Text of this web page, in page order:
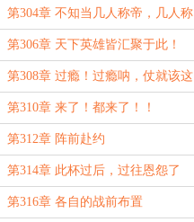
第304章 不知当几人称帝，几人称
王
第306章 天下英雄皆汇聚于此！
第308章 过瘾！过瘾呐，仗就该这
么打！
第310章 来了！都来了！！
第312章 阵前赴约
第314章 此杯过后，过往恩怨了
断！
第316章 各自的战前布置